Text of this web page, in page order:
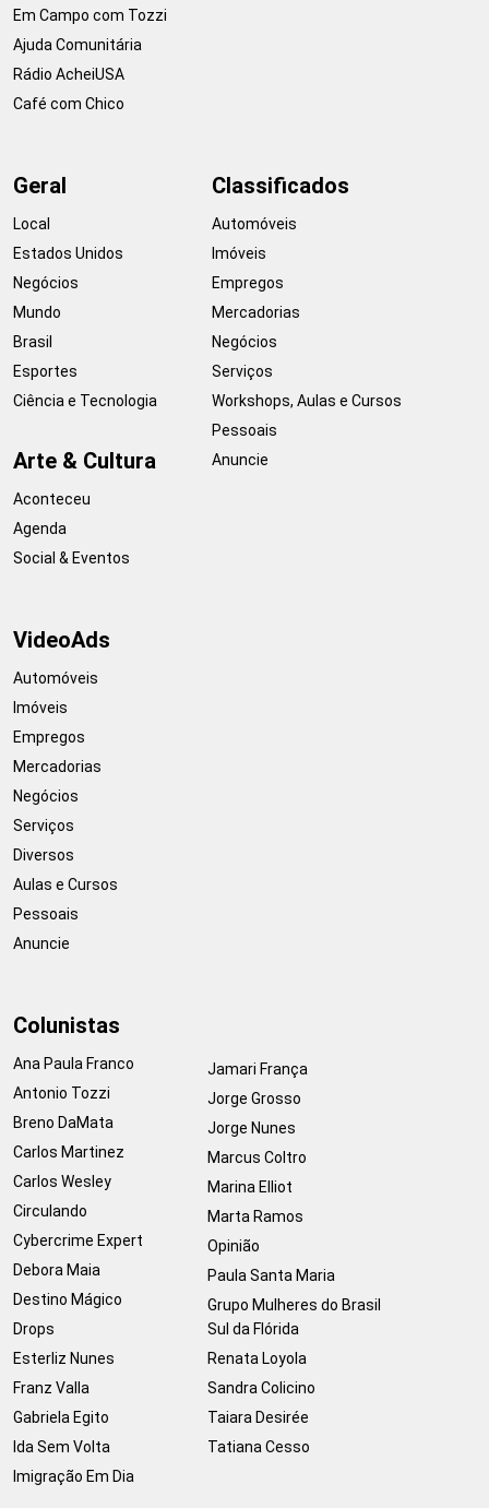
Em Campo com Tozzi
Ajuda Comunitária
Rádio AcheiUSA
Café com Chico
Geral
Local
Estados Unidos
Negócios
Mundo
Brasil
Esportes
Ciência e Tecnologia
Arte & Cultura
Aconteceu
Agenda
Social & Eventos
Classificados
Automóveis
Imóveis
Empregos
Mercadorias
Negócios
Serviços
Workshops, Aulas e Cursos
Pessoais
Anuncie
VideoAds
Automóveis
Imóveis
Empregos
Mercadorias
Negócios
Serviços
Diversos
Aulas e Cursos
Pessoais
Anuncie
Colunistas
Ana Paula Franco
Antonio Tozzi
Breno DaMata
Carlos Martinez
Carlos Wesley
Circulando
Cybercrime Expert
Debora Maia
Destino Mágico
Drops
Esterliz Nunes
Franz Valla
Gabriela Egito
Ida Sem Volta
Imigração Em Dia
Jamari França
Jorge Grosso
Jorge Nunes
Marcus Coltro
Marina Elliot
Marta Ramos
Opinião
Paula Santa Maria
Grupo Mulheres do Brasil
Sul da Flórida
Renata Loyola
Sandra Colicino
Taiara Desirée
Tatiana Cesso